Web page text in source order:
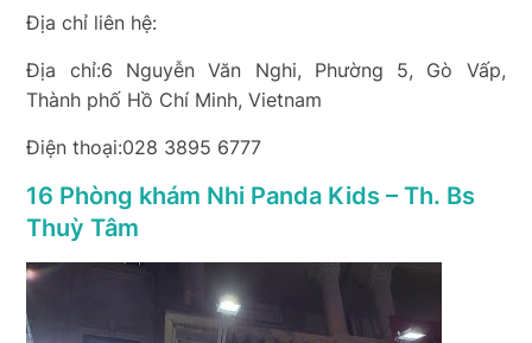
Địa chỉ liên hệ:
Địa chỉ:6 Nguyễn Văn Nghi, Phường 5, Gò Vấp,
Thành phố Hồ Chí Minh, Vietnam
Điện thoại:028 3895 6777
16 Phòng khám Nhi Panda Kids – Th. Bs
Thuỳ Tâm